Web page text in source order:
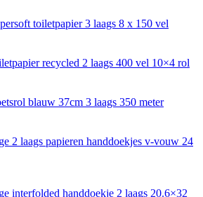
toiletpapier 3 laags 8 x 150 vel
recycled 2 laags 400 vel 10×4 rol
blauw 37cm 3 laags 350 meter
2 laags papieren handdoekjes v-vouw 24
interfolded handdoekje 2 laags 20.6×32